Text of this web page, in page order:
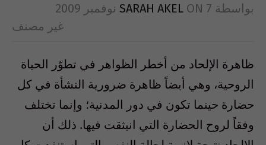
بواسطة SARAH AKEL ON 7 نوفمبر 2009
غير مصنف
ظاهرة الإلحاد من أخطر الظواهر في تطوّر الحياة
الروحية، وهي أيضاً ظاهرة ضرورية النشأة في كل
حضارة حينما تكون في دور المدنية؛ وإنما تختلف
وفقاً لروح الحضارة التي انبثقت فيها. ذلك أن